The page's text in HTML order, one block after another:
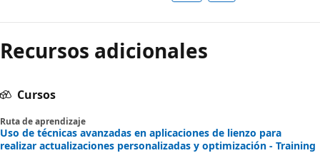
Recursos adicionales
Cursos
Ruta de aprendizaje
Uso de técnicas avanzadas en aplicaciones de lienzo para
realizar actualizaciones personalizadas y optimización - Training